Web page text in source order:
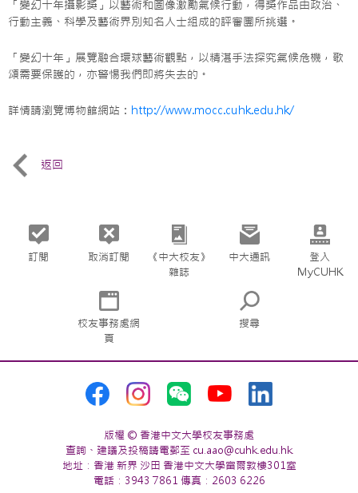
「變幻十年攝影獎」以藝術和圖像激勵氣候行動，得獎作品由政治、
行動主義、科學及藝術界別知名人士組成的評審團所挑選。
「變幻十年」展覽融合環球藝術觀點，以精湛手法探究氣候危機，歌
頌需要保護的，亦警惕我們即將失去的。
詳情請瀏覽博物館網站： http://www.mocc.cuhk.edu.hk/
返回
訂閱 取消訂閱
《中大校友》
雜誌
中大通訊
登入
MyCUHK
校友事務處網
頁
搜尋
版權 © 香港中文大學校友事務處
查詢、建議及投稿請電郵至 cu.aao@cuhk.edu.hk
地址：香港 新界 沙田 香港中文大學富爾敦樓301室
電話：3943 7861 傳真：2603 6226